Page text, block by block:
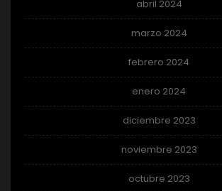
abril 2024
marzo 2024
febrero 2024
enero 2024
diciembre 2023
noviembre 2023
octubre 2023